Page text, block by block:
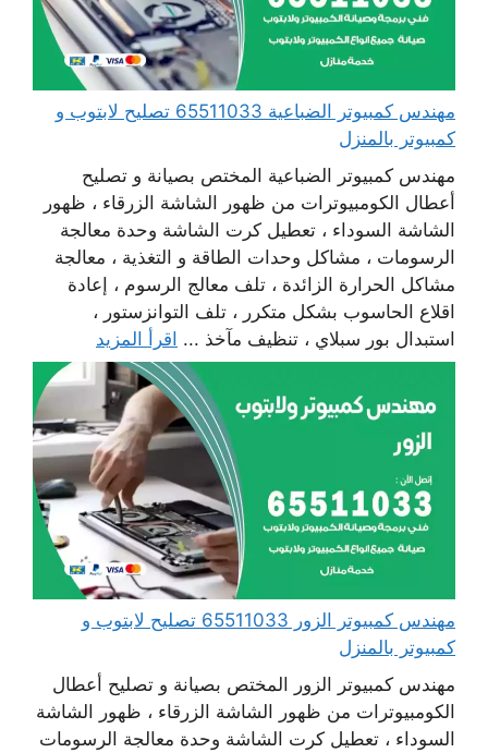
مهندس كمبيوتر الضباعية 65511033 تصليح لابتوب و
كمبيوتر بالمنزل
مهندس كمبيوتر الضباعية المختص بصيانة و تصليح
أعطال الكومبيوترات من ظهور الشاشة الزرقاء ، ظهور
الشاشة السوداء ، تعطيل كرت الشاشة وحدة معالجة
الرسومات ، مشاكل وحدات الطاقة و التغذية ، معالجة
مشاكل الحرارة الزائدة ، تلف معالج الرسوم ، إعادة
اقلاع الحاسوب بشكل متكرر ، تلف التوانزستور ،
استبدال بور سبلاي ، تنظيف مآخذ ... اقرأ المزيد
مهندس كمبيوتر الزور 65511033 تصليح لابتوب و
كمبيوتر بالمنزل
مهندس كمبيوتر الزور المختص بصيانة و تصليح أعطال
الكومبيوترات من ظهور الشاشة الزرقاء ، ظهور الشاشة
السوداء ، تعطيل كرت الشاشة وحدة معالجة الرسومات